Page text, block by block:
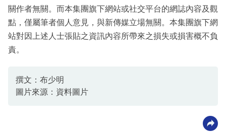
關作者無關。而本集團旗下網站或社交平台的網誌內容及觀
點，僅屬筆者個人意見，與新傳媒立場無關。本集團旗下網
站對因上述人士張貼之資訊內容所帶來之損失或損害概不負
責。
撰文：布少明
圖片來源：資料圖片